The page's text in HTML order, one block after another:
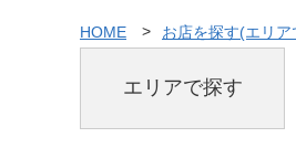
HOME お店を探す(エリア
エリアで探す